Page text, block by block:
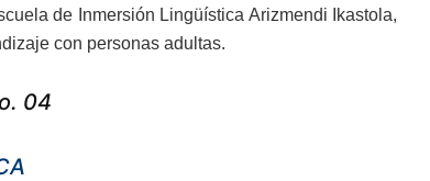
de Inmersión Lingüística Arizmendi Ikastola,
con personas adultas.
04